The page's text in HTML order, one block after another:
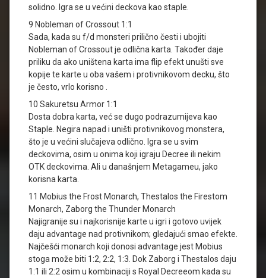
solidno. Igra se u većini deckova kao staple.
9 Nobleman of Crossout 1:1
Sada, kada su f/d monsteri prilično česti i ubojiti
Nobleman of Crossout je odlična karta. Također daje
priliku da ako uništena karta ima flip efekt unušti sve
kopije te karte u oba vašem i protivnikovom decku, što
je često, vrlo korisno .
10 Sakuretsu Armor 1:1
Dosta dobra karta, već se dugo podrazumijeva kao
Staple. Negira napad i uništi protivnikovog monstera,
što je u većini slučajeva odlično. Igra se u svim
deckovima, osim u onima koji igraju Decree ili nekim
OTK deckovima. Ali u današnjem Metagameu, jako
korisna karta.
11 Mobius the Frost Monarch, Thestalos the Firestom
Monarch, Zaborg the Thunder Monarch
Najigranije su i najkorisnije karte u igri i gotovo uvijek
daju advantage nad protivnikom; gledajući smao efekte.
Najčešći monarch koji donosi advantage jest Mobius
stoga može biti 1:2, 2:2, 1:3. Dok Zaborg i Thestalos daju
1:1 ili 2:2 osim u kombinaciji s Royal Decreeom kada su